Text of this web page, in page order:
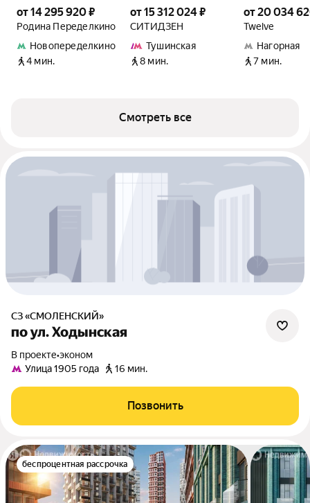
от 14 295 920 ₽
Родина Переделкино
Новопеределкино
4 мин.
от 15 312 024 ₽
СИТИДЗЕН
Тушинская
8 мин.
от 20 034
Twelve
Нагорная
7 мин.
Смотреть все
СЗ «СМОЛЕНСКИЙ»
по ул. Ходынская
В проекте•эконом
Улица 1905 года
16 мин.
Позвонить
беспроцентная рассрочка